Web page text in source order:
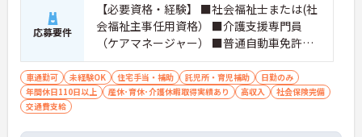
応募要件
【必要資格・経験】 ■社会福祉士または(社
会福祉主事任用資格） ■介護支援専門員
（ケアマネージャー） ■普通自動車免許（A
T限定可） ■PC基本操作できる方 ■生活相
談員経験者歓迎
車通勤可 未経験OK 住宅手当・補助 託児所・育児補助
日勤のみ
年間休日110日以上
産休･育休･介護休暇取得実績あり 高収入
社会保険完備
交通費支給